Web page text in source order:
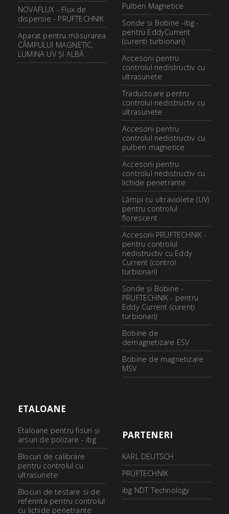
NOVAFLUX - Flux de
dispersie - PRÜFTECHNIK
Aparat pentru măsurarea
CÂMPULUI MAGNETIC,
LUMINA UV ȘI ALBĂ
Pulberi Magnetice
Sonde si Bobine -ibg -
pentru EddyCurrent
(curenti turbionari)
Accesorii pentru
controlul nedistructiv cu
ultrasunete
Traductoare pentru
controlul nedistructiv cu
ultrasunete
Accesorii pentru
controlul nedistructiv cu
pulberi magnetice
Accesorii pentru
controlul nedistructiv cu
lichide penetrante
Lămpi cu ultraviolete (UV)
pentru controlul
florescent
Accesorii PRÜFTECHNIK -
pentru controlul
nedistructiv cu Eddy
Current (control
turbionari)
Sonde și Bobine -
PRUFTECHNIK - pentru
Eddy Current (curenți
turbionari)
Bobine de
demagnetizare ESV
Bobine de magnetizare
MSV
ETALOANE
Etaloane pentru fisuri şi
arsuri de polizare - ibg
Blocuri de calibrare
pentru controlul cu
ultrasunete
Blocuri de testare si de
referinta pentru controlul
cu lichide penetrante
PARTENERI
KARL DEUTSCH
PRÜFTECHNIK
ibg NDT Technology